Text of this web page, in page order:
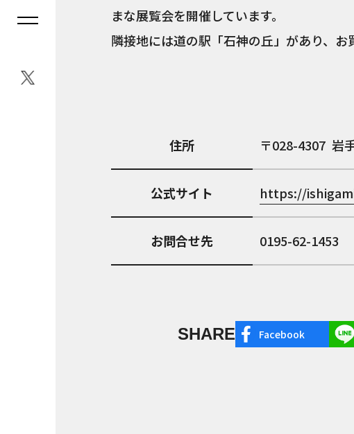
まな展覧会を開催しています。
隣接地には道の駅「石神の丘」があり、お
住所 028-4307 岩
公式サイト https://
お問合せ先 0195-62-1453
SHARE Facebook